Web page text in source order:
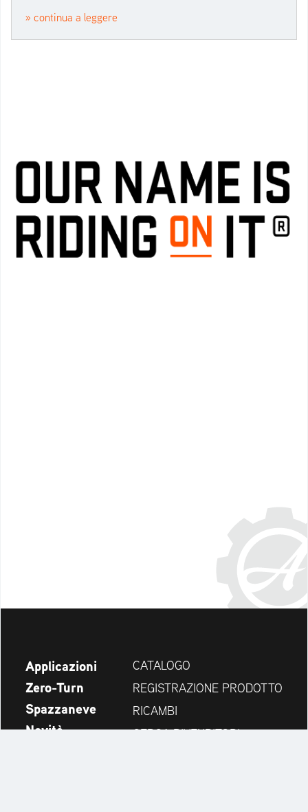
» continua a leggere
Applicazioni
Zero-Turn
Spazzaneve
Novità
CATALOGO
REGISTRAZIONE PRODOTTO
RICAMBI
CERCA RIVENDITORI